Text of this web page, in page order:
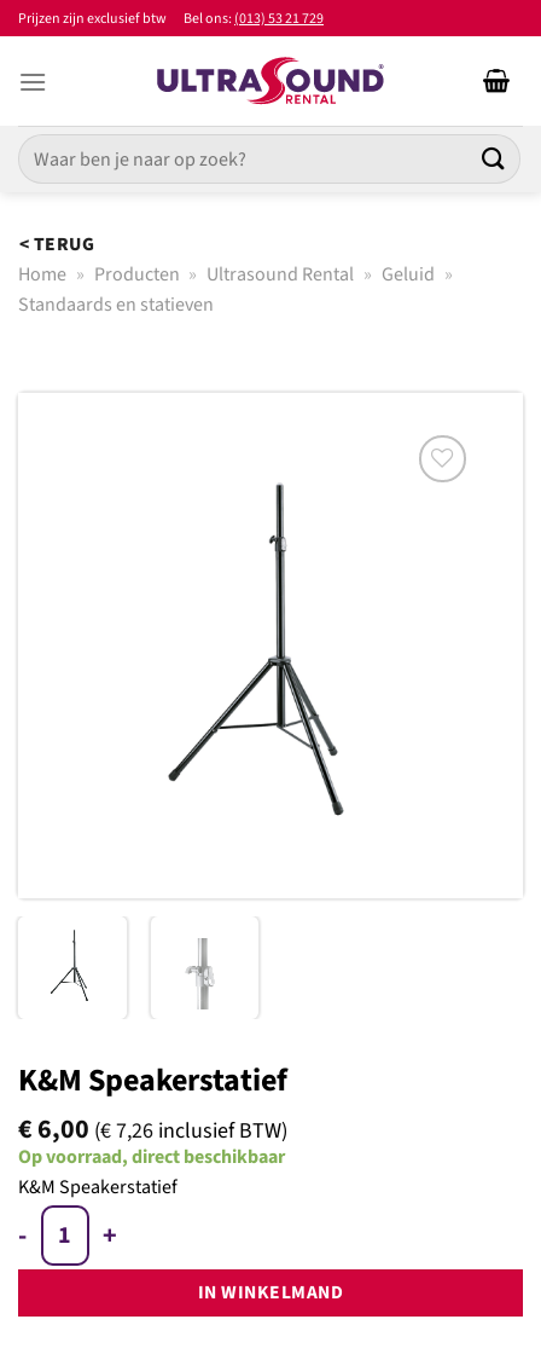
Ga
naar
inhoud
Prijzen zijn exclusief btw Bel ons:(013) 53 21 729
Zoeken
naar:
< TERUG
Home » Producten » Ultrasound Rental » Geluid »
Standaards en statieven
K&M Speakerstatief
€6,00 (€7,26 inclusief BTW)
Op voorraad, direct beschikbaar
K&M Speakerstatief
K&M Speakerstatief aantal
IN WINKELMAND